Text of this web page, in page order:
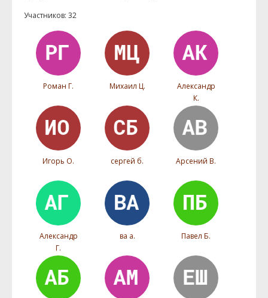
Участников: 32
Роман Г. Михаил Ц.
Александр
К.
Игорь О. сергей б. Арсений В.
Александр
Г.
ва а. Павел Б.